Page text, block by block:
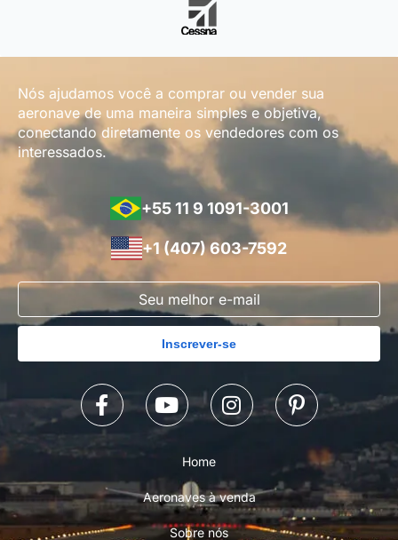
Nós ajudamos você a comprar ou vender sua
aeronave de uma maneira simples e objetiva,
conectando diretamente os vendedores com os
interessados.
+55 11 9 1091-3001
+1 (407) 603-7592
Inscrever-se
Home
Aeronaves à venda
Sobre nós